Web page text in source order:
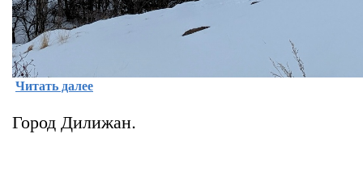
Читать далее
Город Дилижан.